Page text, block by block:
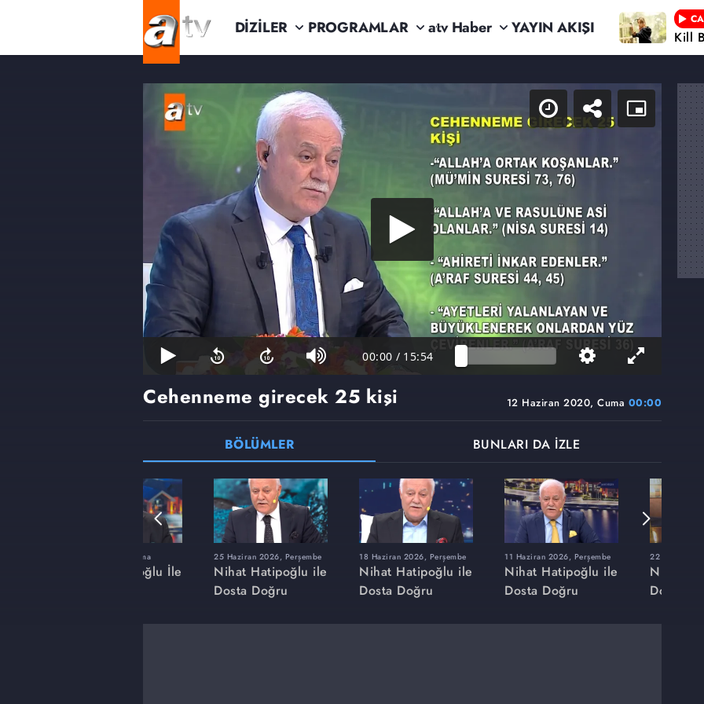
DİZİLER PROGRAMLAR atv Haber YAYIN AKIŞI Kill
00:00 / 15:54
12 Haziran 2020, Cuma 00:00
Cehenneme girecek 25 kişi
BÖLÜMLER BUNLARI DA İZLE
23 Ocak 2026, Cuma
Nihat Hatipoğlu İle
25 Haziran 2026, Perşembe
Nihat Hatipoğlu ile
Dosta Doğru
18 Haziran 2026, Perşembe
Nihat Hatipoğlu ile
Dosta Doğru
11 Haziran 2026, Perşembe
Nihat Hatipoğlu ile
Dosta Doğru
22 Mayıs
Nihat
Dosta